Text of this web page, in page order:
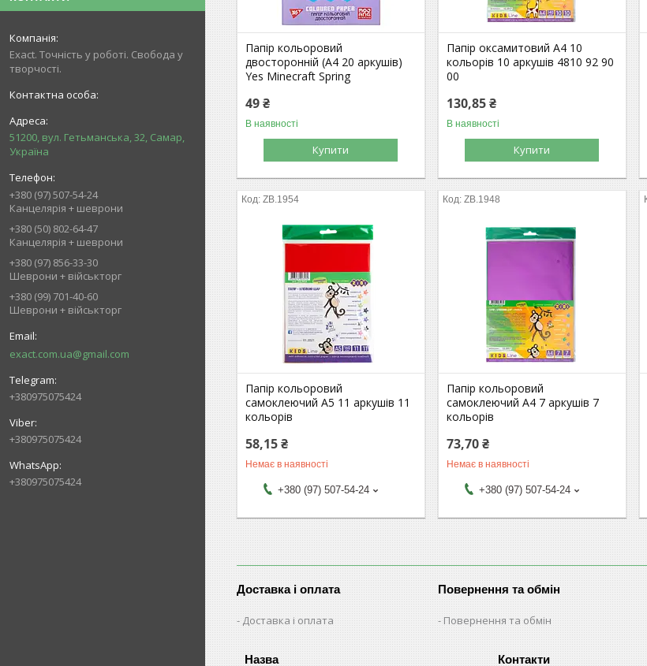
Exact. Точність у роботі. Свобода у
творчості.
51200, вул. Гетьманська, 32, Самар,
Україна
+380 (97) 507-54-24
Канцелярія + шеврони
+380 (50) 802-64-47
Канцелярія + шеврони
+380 (97) 856-33-30
Шеврони + військторг
+380 (99) 701-40-60
Шеврони + військторг
exact.com.ua@gmail.com
+380975075424
+380975075424
+380975075424
Папір кольоровий
двосторонній (А4 20 аркушів)
Yes Minecraft Spring
49 ₴
В наявності
Купити
Папір оксамитовий А4 10
кольорів 10 аркушів 4810 92 90
00
130,85 ₴
В наявності
Купити
ZB.1954
Папір кольоровий
самоклеючий А5 11 аркушів 11
кольорів
58,15 ₴
Немає в наявності
+380 (97) 507-54-24
ZB.1948
Папір кольоровий
самоклеючий А4 7 аркушів 7
кольорів
73,70 ₴
Немає в наявності
+380 (97) 507-54-24
Доставка і оплата
Доставка і оплата
Повернення та обмін
Повернення та обмін